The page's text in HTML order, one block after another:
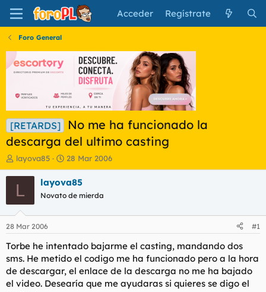
Acceder Regístrate
Foro General
[RETARDS]
No me ha funcionado la
descarga del ultimo casting
I
n
i
a
d
o
r
e
l
t
layova85
F
e
c
a
i
n
c
i
o
28 Mar 2006
L layova85
Novato de mierda
28 Mar 2006 #1
Torbe he intentado bajarme el casting, mandando dos
sms. He metido el codigo me ha funcionado pero a la hora
de descargar, el enlace de la descarga no me ha bajado
el video. Desearía que me ayudaras si quieres se digo el